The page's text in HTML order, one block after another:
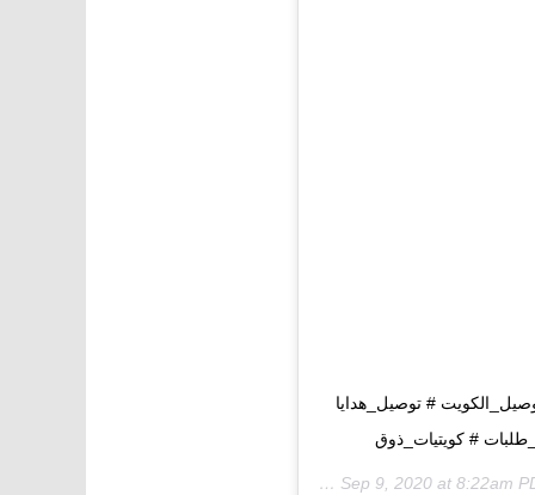
# توصيل_هدايا
# كويتيات_ذوق
Sep 9, 2020 at 8:22am